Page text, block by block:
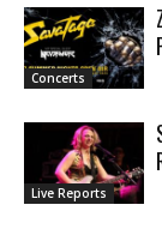
Concerts
Live Reports